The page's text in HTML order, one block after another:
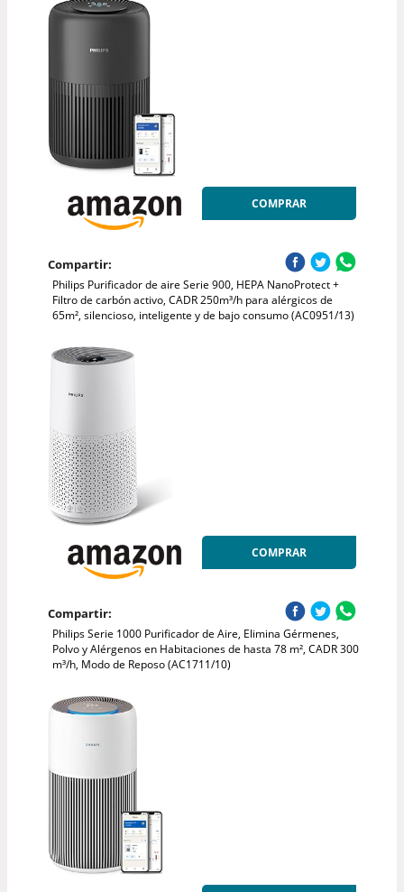
COMPRAR
Compartir:
Philips Purificador de aire Serie 900, HEPA NanoProtect +
Filtro de carbón activo, CADR 250m³/h para alérgicos de
65m², silencioso, inteligente y de bajo consumo (AC0951/13)
COMPRAR
Compartir:
Philips Serie 1000 Purificador de Aire, Elimina Gérmenes,
Polvo y Alérgenos en Habitaciones de hasta 78 m², CADR 300
m³/h, Modo de Reposo (AC1711/10)